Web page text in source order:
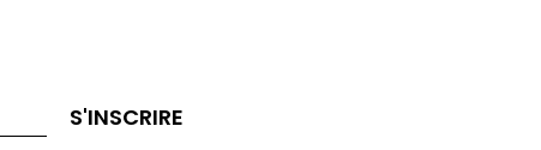
S'INSCRIRE